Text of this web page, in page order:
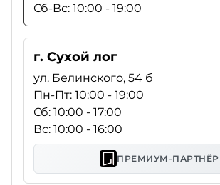
Сб-Вс: 10:00 - 19:00
г. Сухой лог
ул. Белинского, 54 б
Пн-Пт: 10:00 - 19:00
Сб: 10:00 - 17:00
Вс: 10:00 - 16:00
ПРЕМИУМ-ПАРТНЁР